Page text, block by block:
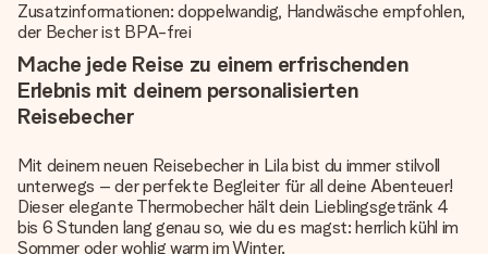
Zusatzinformationen: doppelwandig, Handwäsche empfohlen,
der Becher ist BPA-frei
Mache jede Reise zu einem erfrischenden
Erlebnis mit deinem personalisierten
Reisebecher
Mit deinem neuen Reisebecher in Lila bist du immer stilvoll
unterwegs – der perfekte Begleiter für all deine Abenteuer!
Dieser elegante Thermobecher hält dein Lieblingsgetränk 4
bis 6 Stunden lang genau so, wie du es magst: herrlich kühl im
Sommer oder wohlig warm im Winter.